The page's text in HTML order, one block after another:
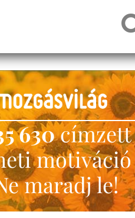
630címzett
motiváció
maradj le!